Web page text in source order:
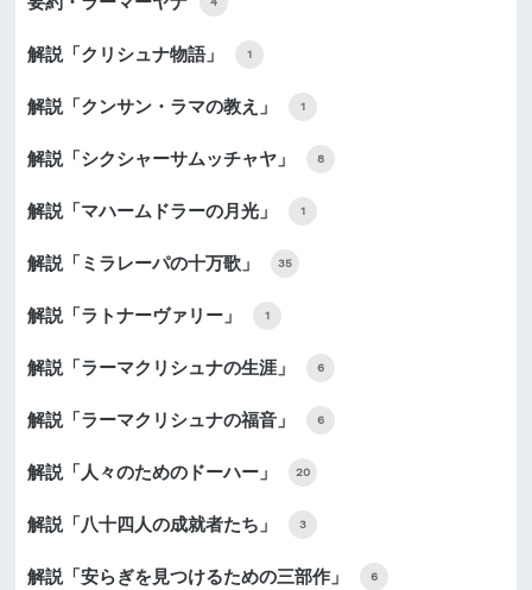
解説「クリシュナ物語」 1
解説「クンサン・ラマの教え」 1
解説「シクシャーサムッチャヤ」 8
解説「マハームドラーの月光」 1
解説「ミラレーパの十万歌」 35
解説「ラトナーヴァリー」 1
解説「ラーマクリシュナの生涯」 6
解説「ラーマクリシュナの福音」 6
解説「人々のためのドーハー」 20
解説「八十四人の成就者たち」 3
解説「安らぎを見つけるための三部作」 6